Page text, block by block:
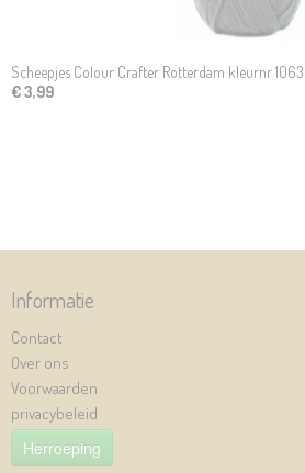
Scheepjes Colour Crafter Rotterdam kleurnr 1063
€ 3,99
Informatie
Contact
Over ons
Voorwaarden
privacybeleid
Herroeping